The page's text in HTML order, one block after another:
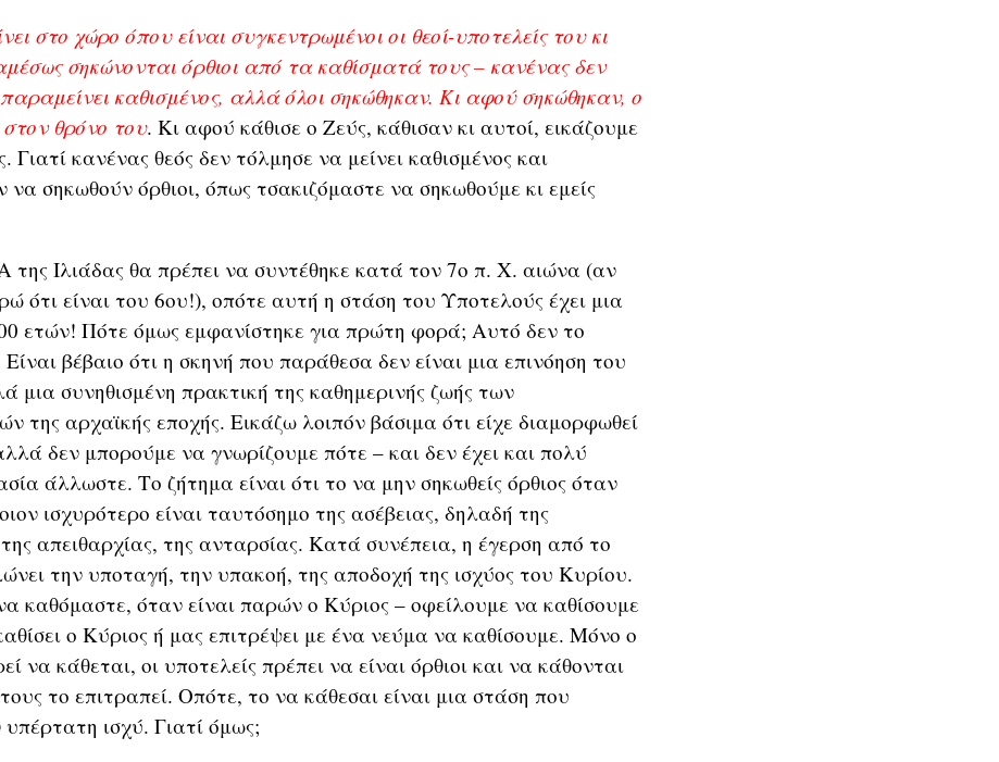
στο χώρο όπου είναι συγκεντρωμένοι οι θεοί-υποτελείς του κι
σηκώνονται όρθιοι από τα καθίσματά τους – κανένας δεν
καθισμένος, αλλά όλοι σηκώθηκαν. Κι αφού σηκώθηκαν, ο
θρόνο του. Κι αφού κάθισε ο Ζεύς, κάθισαν κι αυτοί, εικάζουμε
Γιατί κανένας θεός δεν τόλμησε να μείνει καθισμένος και
να σηκωθούν όρθιοι, όπως τσακιζόμαστε να σηκωθούμε κι εμείς
Ιλιάδας θα πρέπει να συντέθηκε κατά τον 7o π. Χ. αιώνα (αν
ότι είναι του 6ου!), οπότε αυτή η στάση του Υποτελούς έχει μια
ετών! Πότε όμως εμφανίστηκε για πρώτη φορά; Αυτό δεν το
βέβαιο ότι η σκηνή που παράθεσα δεν είναι μια επινόηση του
μια συνηθισμένη πρακτική της καθημερινής ζωής των
της αρχαϊκής εποχής. Εικάζω λοιπόν βάσιμα ότι είχε διαμορφωθεί
δεν μπορούμε να γνωρίζουμε πότε – και δεν έχει και πολύ
άλλωστε. Το ζήτημα είναι ότι το να μην σηκωθείς όρθιος όταν
ισχυρότερο είναι ταυτόσημο της ασέβειας, δηλαδή της
απειθαρχίας, της ανταρσίας. Κατά συνέπεια, η έγερση από το
την υποταγή, την υπακοή, της αποδοχή της ισχύος του Κυρίου.
καθόμαστε, όταν είναι παρών ο Κύριος – οφείλουμε να καθίσουμε
ο Κύριος ή μας επιτρέψει με ένα νεύμα να καθίσουμε. Μόνο ο
να κάθεται, οι υποτελείς πρέπει να είναι όρθιοι και να κάθονται
το επιτραπεί. Οπότε, το να κάθεσαι είναι μια στάση που
ισχύ. Γιατί όμως;